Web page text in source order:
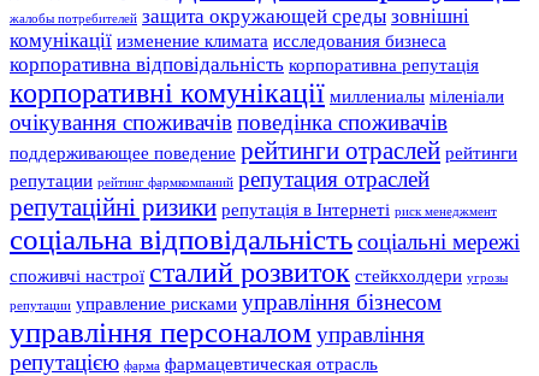
жалобы потребителей защита окружающей среды зовнішні
комунікації изменение климата исследования бизнеса
корпоративна відповідальність корпоративна репутація
корпоративні комунікації миллениалы міленіали
очікування споживачівповедінка споживачів
поддерживающее поведение рейтинги отраслей рейтинги
репутации рейтинг фармкомпаний репутация отраслей
репутаційні ризики репутація в Інтернеті риск менеджмент
соціальна відповідальністьсоціальні мережі
споживчі настрої сталий розвиток стейкхолдери угрозы
репутации управление рисками управління бізнесом
управління персоналомуправління
репутацією фарма фармацевтическая отрасль